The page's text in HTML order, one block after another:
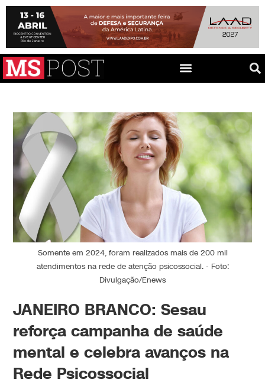
Somente em 2024, foram realizados mais de 200 mil
atendimentos na rede de atenção psicossocial. - Foto:
Divulgação/Enews
JANEIRO BRANCO: Sesau
reforça campanha de saúde
mental e celebra avanços na
Rede Psicossocial